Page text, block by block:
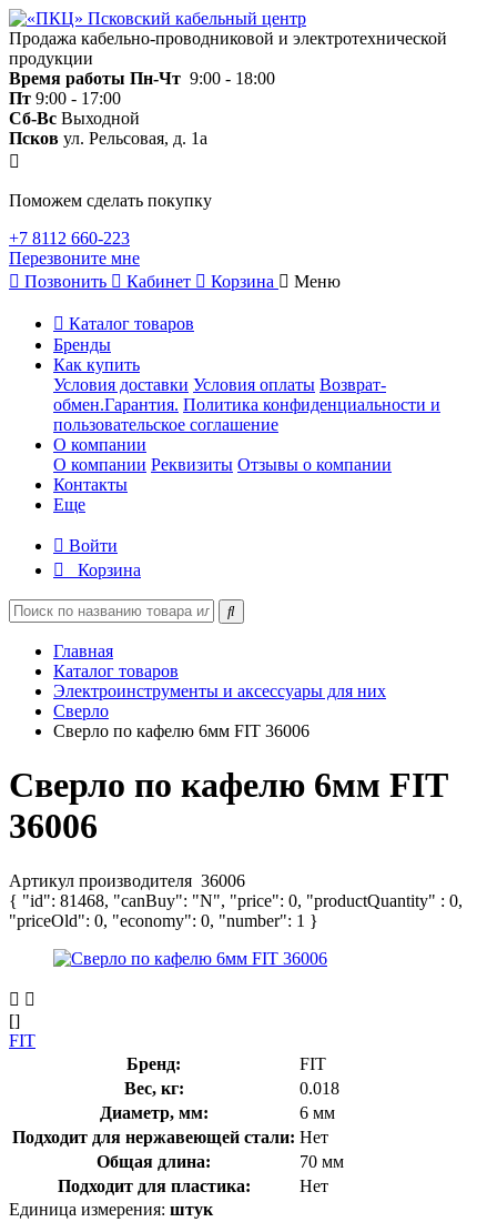
Продажа кабельно-проводниковой и электротехнической
продукции
Время работы Пн-Чт 9:00 - 18:00
Пт 9:00 - 17:00
Сб-Вс Выходной
Псков ул. Рельсовая, д. 1а
Поможем сделать покупку
+7 8112 660-223
Перезвоните мне
Позвонить
Кабинет Корзина Меню
Каталог товаров
Бренды
Как купить
Условия доставки Условия оплаты Возврат-
обмен.Гарантия. Политика конфиденциальности и
пользовательское соглашение
О компании
О компании Реквизиты Отзывы о компании
Контакты
Еще
Войти
Корзина
Главная
Каталог товаров
Электроинструменты и аксессуары для них
Сверло
Сверло по кафелю 6мм FIT 36006
Сверло по кафелю 6мм FIT
36006
Артикул производителя 36006
{ "id": 81468, "canBuy": "N", "price": 0, "productQuantity" : 0,
"priceOld": 0, "economy": 0, "number": 1 }
[]
FIT
Бренд:
FIT
Вес, кг:
0.018
Диаметр, мм:
6 мм
Подходит для нержавеющей стали: Нет
Общая длина:
70 мм
Подходит для пластика:
Нет
Единица измерения: штук